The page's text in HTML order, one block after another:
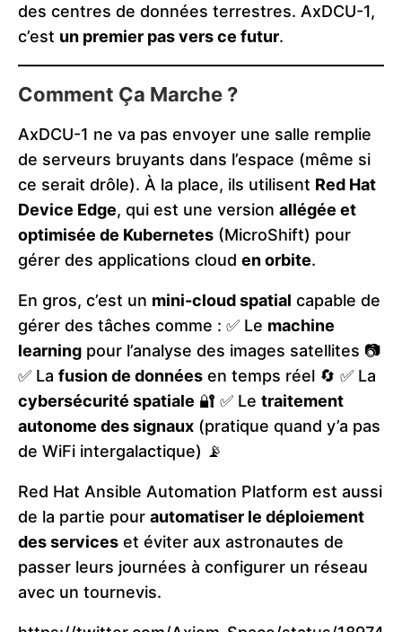
des centres de données terrestres. AxDCU-1,
c’est un premier pas vers ce futur.
Comment Ça Marche ?
AxDCU-1 ne va pas envoyer une salle remplie
de serveurs bruyants dans l’espace (même si
ce serait drôle). À la place, ils utilisent Red Hat
Device Edge, qui est une version allégée et
optimisée de Kubernetes (MicroShift) pour
gérer des applications cloud en orbite.
En gros, c’est un mini-cloud spatial capable de
gérer des tâches comme : ✅ Le machine
learning pour l’analyse des images satellites 📷
✅ La fusion de données en temps réel 🔄 ✅ La
cybersécurité spatiale 🔐 ✅ Le traitement
autonome des signaux (pratique quand y’a pas
de WiFi intergalactique) 📡
Red Hat Ansible Automation Platform est aussi
de la partie pour automatiser le déploiement
des services et éviter aux astronautes de
passer leurs journées à configurer un réseau
avec un tournevis.